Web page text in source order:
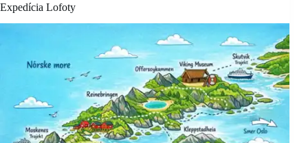
Expedícia Lofoty